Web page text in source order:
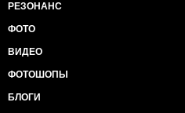
РЕЗОНАНС
ФОТО
ВИДЕО
ФОТОШОПЫ
БЛОГИ